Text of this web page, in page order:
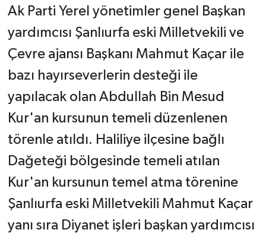
Ak Parti Yerel yönetimler genel Başkan
yardımcısı Şanlıurfa eski Milletvekili ve
Çevre ajansı Başkanı Mahmut Kaçar ile
bazı hayırseverlerin desteği ile
yapılacak olan Abdullah Bin Mesud
Kur'an kursunun temeli düzenlenen
törenle atıldı. Haliliye ilçesine bağlı
Dağeteği bölgesinde temeli atılan
Kur'an kursunun temel atma törenine
Şanlıurfa eski Milletvekili Mahmut Kaçar
yanı sıra Diyanet işleri başkan yardımcısı